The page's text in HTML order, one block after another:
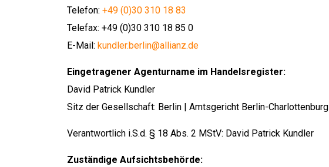
Telefon: +49 (0)30 310 18 83
Telefax: +49 (0)30 310 18 85 0
E-Mail: kundler.berlin@allianz.de
Eingetragener Agenturname im Handelsregister:
David Patrick Kundler
Sitz der Gesellschaft: Berlin | Amtsgericht Berlin-Charlottenburg
Verantwortlich i.S.d. § 18 Abs. 2 MStV: David Patrick Kundler
Zuständige Aufsichtsbehörde: